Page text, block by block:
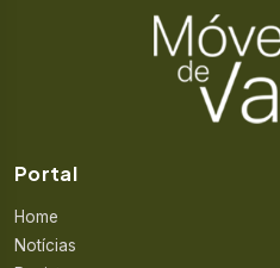
Portal
Home
Notícias